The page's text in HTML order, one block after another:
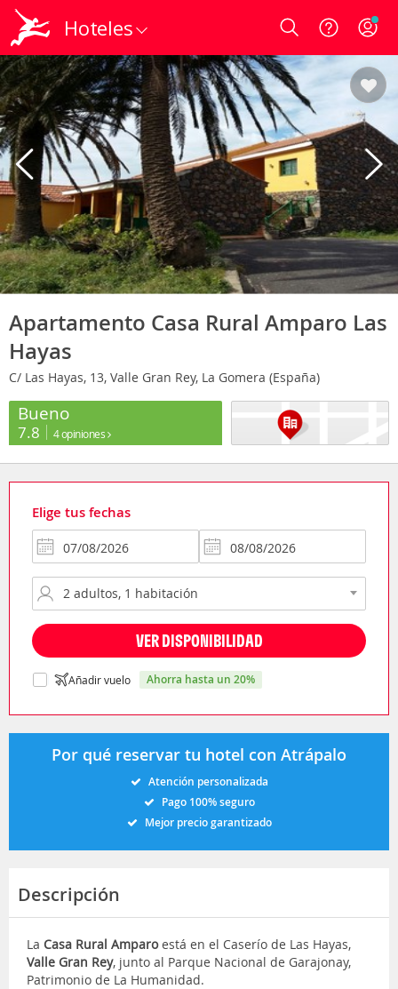
Hoteles Login
Apartamento Casa Rural Amparo Las
Hayas
C/ Las Hayas, 13, Valle Gran Rey, La Gomera (España)
Bueno
7.8 4 opiniones
Elige tus fechas
VER DISPONIBILIDAD
Añadir vuelo ahorra hasta un 20%
Por qué reservar tu hotel con Atrápalo
Atención personalizada
Pago 100% seguro
Mejor precio garantizado
Descripción
La Casa Rural Amparoestá en el Caserío de Las Hayas,
Valle Gran Rey, junto al Parque Nacional de Garajonay,
Patrimonio de La Humanidad.